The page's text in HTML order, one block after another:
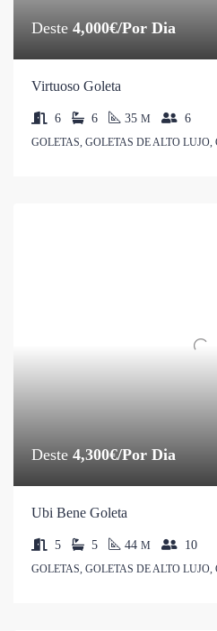
Deste 4,000€/Por Dia
Virtuoso Goleta
6 6 35 M 6
GOLETAS, GOLETAS DE ALTO LUJO,
Deste 4,300€/Por Dia
Ubi Bene Goleta
5 5 44 M 10
GOLETAS, GOLETAS DE ALTO LUJO,